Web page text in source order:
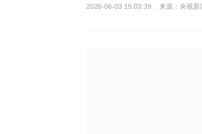
2026-06-03 15:03:39 来源：央视新